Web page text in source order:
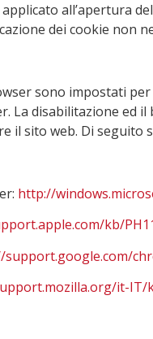
all’apertura
dei cookie non
sono impostati
La disabilitazione ed
il sito web. Di seguito
http://
kb/
support.google.com/
it-IT/